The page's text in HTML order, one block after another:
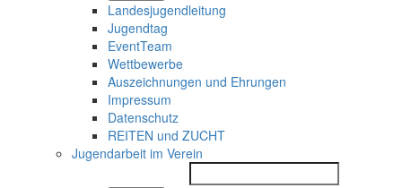
Landesjugendleitung
Jugendtag
EventTeam
Wettbewerbe
Auszeichnungen und Ehrungen
Impressum
Datenschutz
REITEN und ZUCHT
Jugendarbeit im Verein